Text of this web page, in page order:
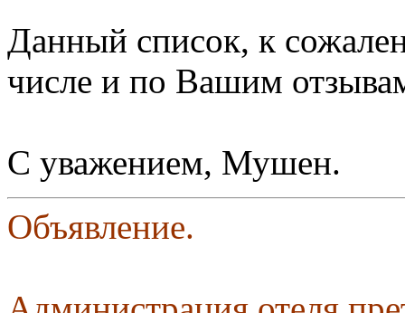
Данный список, к
числе и по Вашим
С уважением, Мушен.
Объявление.